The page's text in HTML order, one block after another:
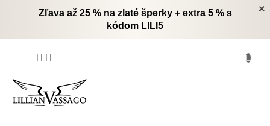
×
Zľava až 25 % na zlaté šperky + extra 5 % s
kódom LILI5